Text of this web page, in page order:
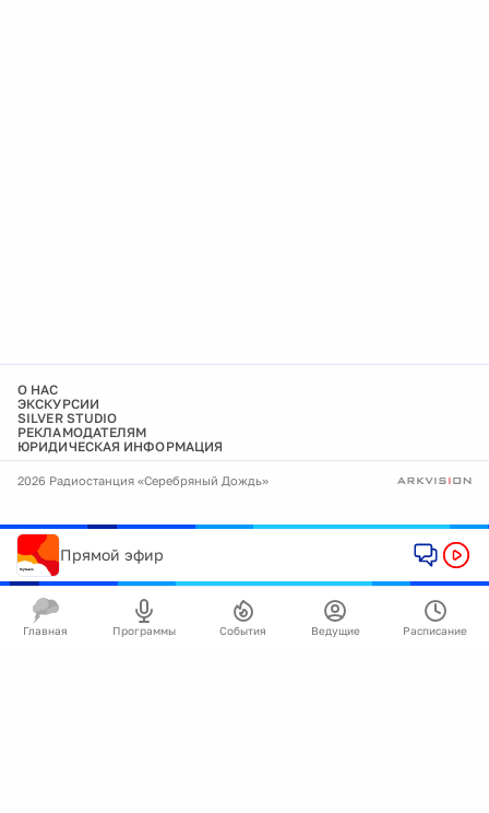
О НАС
ЭКСКУРСИИ
SILVER STUDIO
РЕКЛАМОДАТЕЛЯМ
ЮРИДИЧЕСКАЯ ИНФОРМАЦИЯ
2026 Радиостанция «Серебряный Дождь»
Прямой эфир
Главная Программы События Ведущие Расписание